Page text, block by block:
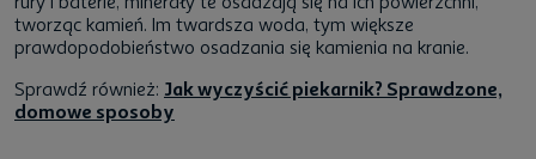
tworząc kamień. Im twardsza woda, tym większe
prawdopodobieństwo osadzania się kamienia na kranie.
Sprawdź również: Jak wyczyścić piekarnik? Sprawdzone,
domowe sposoby